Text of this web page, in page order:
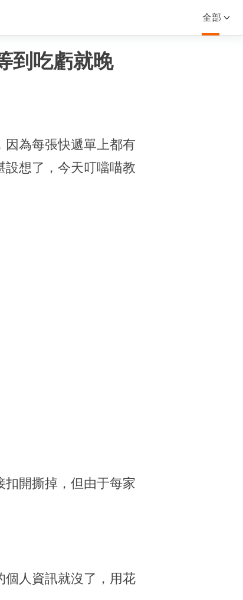
全部
到吃虧就晚
為每張快遞單上都有
想了，今天叮噹喵教
開撕掉，但由于每家
個人資訊就沒了，用花